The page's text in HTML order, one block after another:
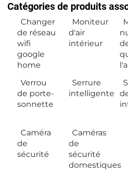
Catégories de produits
Changer
de réseau
wifi
google
home
Moniteur
d'air
intérieur
Verrou
de porte-
sonnette
Serrure
intelligente
Caméra
de
sécurité
Caméras
de
sécurité
domestiques